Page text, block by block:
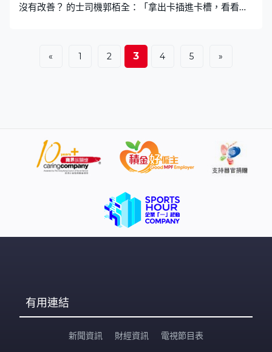
沒有改善？ 的士司機郭栢全：「拿出卡插進卡槽，看看手
置，但有一部分車用不到。」郭栢全過去兩星期使用青
沙，「司機卡」都感應不到，沒有扣隧道費，一直在車主
沙管制區，過了接近五分鐘，都成功收費。 吳錦華是這輛
的士的車主，他名下十四部的士，有三、四部「司機
卡」，持續未能成功扣到隧道費，直接在他的戶口扣數，
動的士發展聯會副主席吳錦華：「經過上次尖山（青沙）
的經驗，可能署方在城隧有改善，情況好了很多，不過到
目前為止，我仍收到兩部車的信息，仍是過（感應）不到
城隧。今次開了城隧後，由於（不同隧道）收費不同，有
« 1 2 3 4 5 »
有用連結
新聞資訊 財經資訊 電視節目表